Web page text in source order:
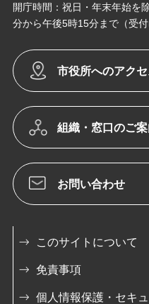
開庁時間：祝日・年末年始を
分から午後5時15分まで（受付
市役所へのアクセ
組織・窓口のご案
お問い合わせ
このサイトについて
免責事項
個人情報保護・セキ